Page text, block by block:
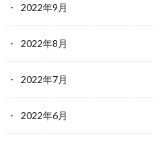
2022年9月
2022年8月
2022年7月
2022年6月